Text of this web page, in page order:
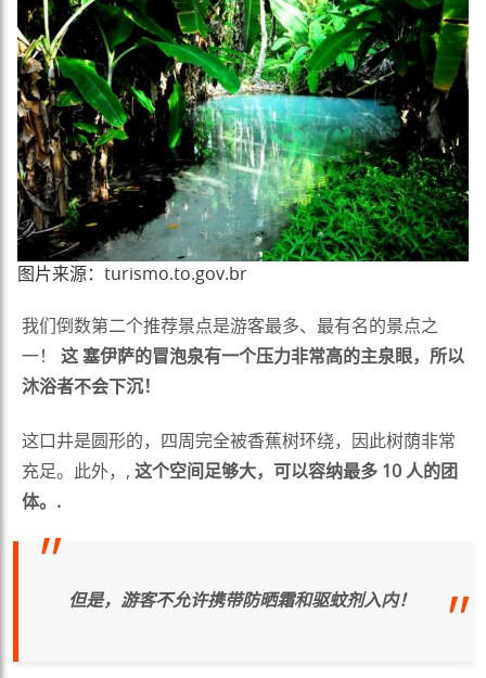
图片来源：turismo.to.gov.br
我们倒数第二个推荐景点是游客最多、最有名的景点之
一！ 这 塞伊萨的冒泡泉有一个压力非常高的主泉眼，所以
沐浴者不会下沉！
这口井是圆形的，四周完全被香蕉树环绕，因此树荫非常
充足。此外，, 这个空间足够大，可以容纳最多 10 人的团
体。.
但是，游客不允许携带防晒霜和驱蚊剂入内！